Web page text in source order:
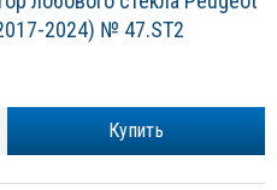
2024) № 47.ST2
Купить